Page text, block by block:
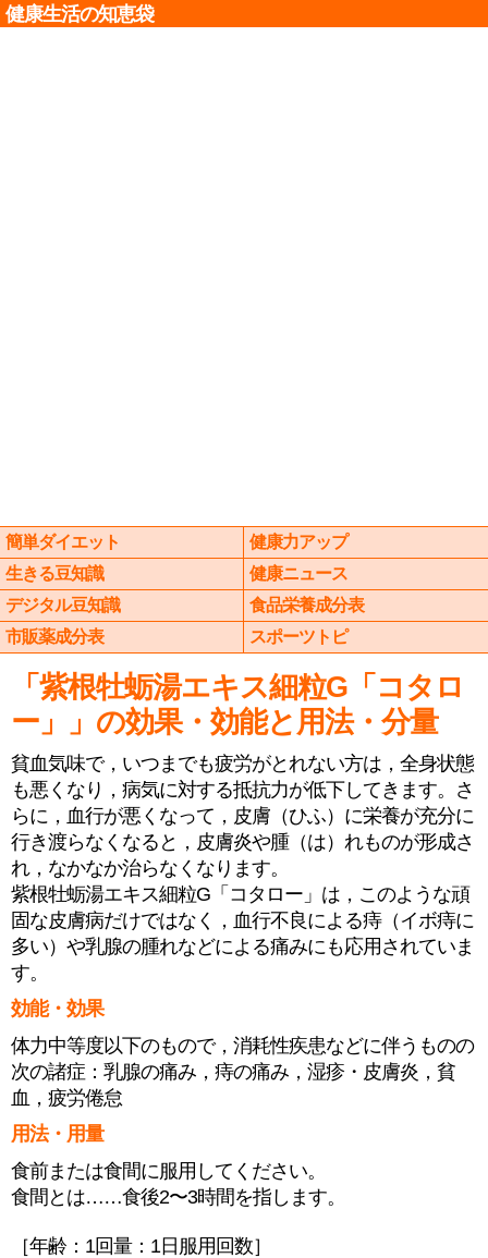
健康生活の知恵袋
簡単ダイエット
健康力アップ
生きる豆知識
健康ニュース
デジタル豆知識
食品栄養成分表
市販薬成分表
スポーツトピ
「紫根牡蛎湯エキス細粒G「コタロ
ー」」の効果・効能と用法・分量
貧血気味で，いつまでも疲労がとれない方は，全身状態
も悪くなり，病気に対する抵抗力が低下してきます。さ
らに，血行が悪くなって，皮膚（ひふ）に栄養が充分に
行き渡らなくなると，皮膚炎や腫（は）れものが形成さ
れ，なかなか治らなくなります。
紫根牡蛎湯エキス細粒G「コタロー」は，このような頑
固な皮膚病だけではなく，血行不良による痔（イボ痔に
多い）や乳腺の腫れなどによる痛みにも応用されていま
す。
効能・効果
体力中等度以下のもので，消耗性疾患などに伴うものの
次の諸症：乳腺の痛み，痔の痛み，湿疹・皮膚炎，貧
血，疲労倦怠
用法・用量
食前または食間に服用してください。
食間とは……食後2〜3時間を指します。
［年齢：1回量：1日服用回数］